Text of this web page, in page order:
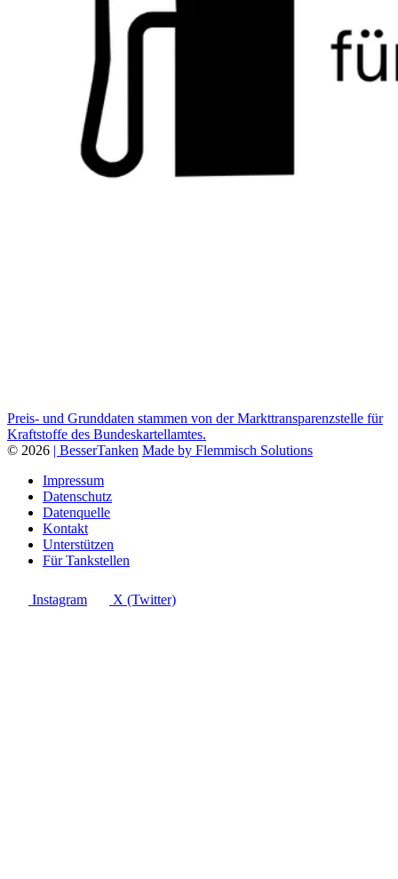
Preis- und Grunddaten stammen von der Markttransparenzstelle für
Kraftstoffe des Bundeskartellamtes.
© 2026 | BesserTanken Made by Flemmisch Solutions
Impressum
Datenschutz
Datenquelle
Kontakt
Unterstützen
Für Tankstellen
Instagram X (Twitter)